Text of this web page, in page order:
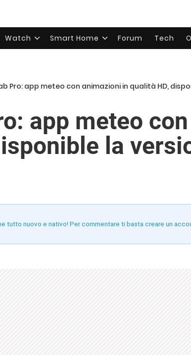
Watch Smart Home Forum Tech
Pro: app meteo con animazioni in qualità HD,
app meteo
la
tutto nuovo e nativo! Per commentare ti basta creare un